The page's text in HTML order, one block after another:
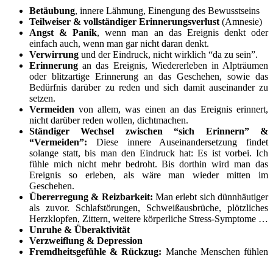
Betäubung, innere Lähmung, Einengung des Bewusstseins
Teilweiser & vollständiger Erinnerungsverlust (Amnesie)
Angst & Panik, wenn man an das Ereignis denkt oder
einfach auch, wenn man gar nicht daran denkt.
Verwirrung und der Eindruck, nicht wirklich “da zu sein”.
Erinnerung an das Ereignis, Wiedererleben in Alpträumen
oder blitzartige Erinnerung an das Geschehen, sowie das
Bedürfnis darüber zu reden und sich damit auseinander zu
setzen.
Vermeiden von allem, was einen an das Ereignis erinnert,
nicht darüber reden wollen, dichtmachen.
Ständiger Wechsel zwischen“sich Erinnern” &
“Vermeiden”: Diese innere Auseinandersetzung findet
solange statt, bis man den Eindruck hat: Es ist vorbei. Ich
fühle mich nicht mehr bedroht. Bis dorthin wird man das
Ereignis so erleben, als wäre man wieder mitten im
Geschehen.
Übererregung & Reizbarkeit: Man erlebt sich dünnhäutiger
als zuvor. Schlafstörungen, Schweißausbrüche, plötzliches
Herzklopfen, Zittern, weitere körperliche Stress-Symptome …
Unruhe & Überaktivität
Verzweiflung & Depression
Fremdheitsgefühle & Rückzug: Manche Menschen fühlen